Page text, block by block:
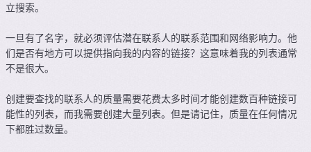
立搜索。
一旦有了名字，就必须评估潜在联系人的联系范围和网络影响力。他
们是否有地方可以提供指向我的内容的链接？这意味着我的列表通常
不是很大。
创建要查找的联系人的质量需要花费太多时间才能创建数百种链接可
能性的列表，而我需要创建大量列表。但是请记住，质量在任何情况
下都胜过数量。